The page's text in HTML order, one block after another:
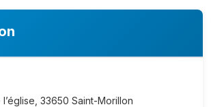
33650 Saint-Morillon